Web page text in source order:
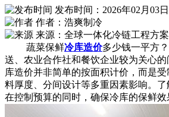
发布时间：2026年02月03
作者：浩爽制冷
来源：全球一体化冷链工程方
蔬菜保鲜冷库造价多少钱一平方
送、农业合作社和餐饮企业较为关心
库造价并非简单的按面积计价，而是
料厚度、分间设计等多重因素影响。
在控制预算的同时，确保冷库的保鲜效